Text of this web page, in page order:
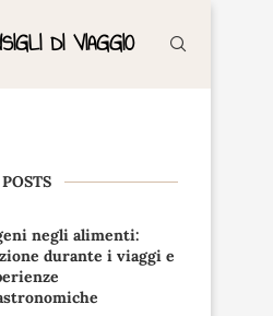
DI VIAGGIO
negli alimenti:
durante i viaggi e